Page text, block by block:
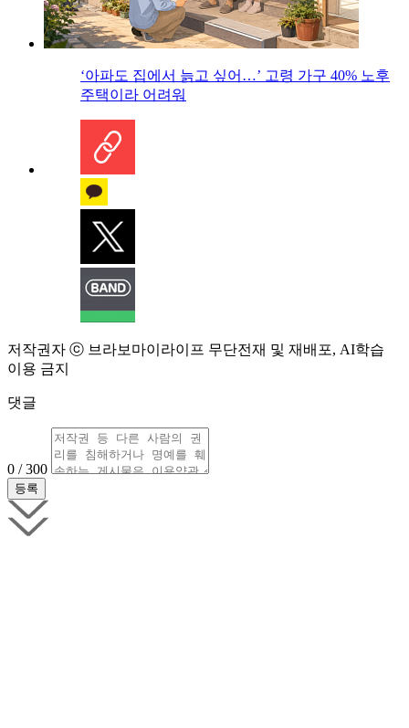
‘아파도 집에서 늙고 싶어…’ 고령 가구 40% 노후
주택이라 어려워
저작권자 ⓒ 브라보마이라이프 무단전재 및 재배포, AI학습
이용 금지
댓글
0 / 300